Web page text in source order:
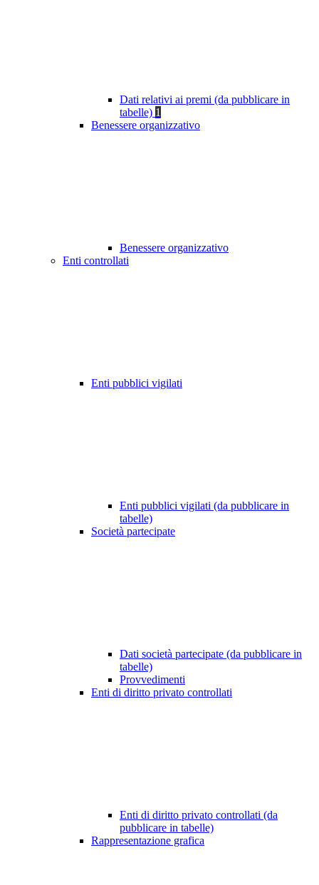
Dati relativi ai premi (da pubblicare in
tabelle) 1
Benessere organizzativo
Benessere organizzativo
Enti controllati
Enti pubblici vigilati
Enti pubblici vigilati (da pubblicare in
tabelle)
Società partecipate
Dati società partecipate (da pubblicare in
tabelle)
Provvedimenti
Enti di diritto privato controllati
Enti di diritto privato controllati (da
pubblicare in tabelle)
Rappresentazione grafica